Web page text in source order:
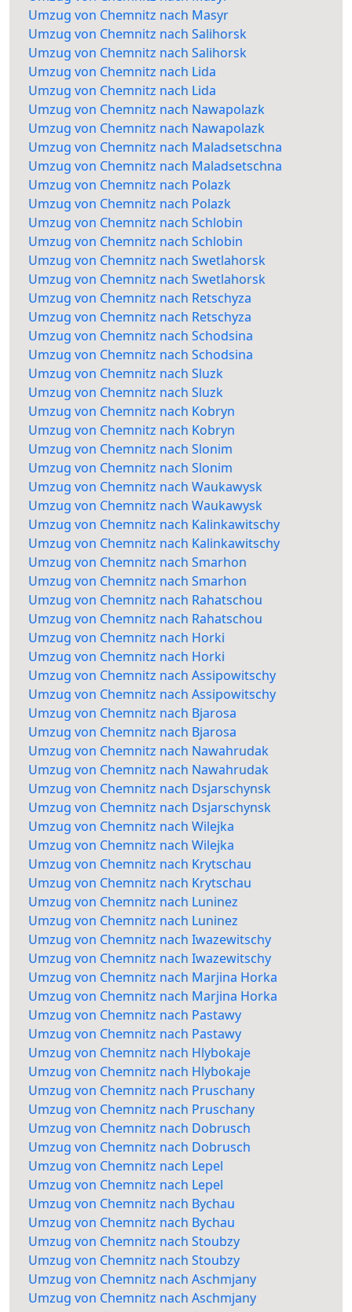
Umzug von Chemnitz nach Masyr
Umzug von Chemnitz nach Salihorsk
Umzug von Chemnitz nach Salihorsk
Umzug von Chemnitz nach Lida
Umzug von Chemnitz nach Lida
Umzug von Chemnitz nach Nawapolazk
Umzug von Chemnitz nach Nawapolazk
Umzug von Chemnitz nach Maladsetschna
Umzug von Chemnitz nach Maladsetschna
Umzug von Chemnitz nach Polazk
Umzug von Chemnitz nach Polazk
Umzug von Chemnitz nach Schlobin
Umzug von Chemnitz nach Schlobin
Umzug von Chemnitz nach Swetlahorsk
Umzug von Chemnitz nach Swetlahorsk
Umzug von Chemnitz nach Retschyza
Umzug von Chemnitz nach Retschyza
Umzug von Chemnitz nach Schodsina
Umzug von Chemnitz nach Schodsina
Umzug von Chemnitz nach Sluzk
Umzug von Chemnitz nach Sluzk
Umzug von Chemnitz nach Kobryn
Umzug von Chemnitz nach Kobryn
Umzug von Chemnitz nach Slonim
Umzug von Chemnitz nach Slonim
Umzug von Chemnitz nach Waukawysk
Umzug von Chemnitz nach Waukawysk
Umzug von Chemnitz nach Kalinkawitschy
Umzug von Chemnitz nach Kalinkawitschy
Umzug von Chemnitz nach Smarhon
Umzug von Chemnitz nach Smarhon
Umzug von Chemnitz nach Rahatschou
Umzug von Chemnitz nach Rahatschou
Umzug von Chemnitz nach Horki
Umzug von Chemnitz nach Horki
Umzug von Chemnitz nach Assipowitschy
Umzug von Chemnitz nach Assipowitschy
Umzug von Chemnitz nach Bjarosa
Umzug von Chemnitz nach Bjarosa
Umzug von Chemnitz nach Nawahrudak
Umzug von Chemnitz nach Nawahrudak
Umzug von Chemnitz nach Dsjarschynsk
Umzug von Chemnitz nach Dsjarschynsk
Umzug von Chemnitz nach Wilejka
Umzug von Chemnitz nach Wilejka
Umzug von Chemnitz nach Krytschau
Umzug von Chemnitz nach Krytschau
Umzug von Chemnitz nach Luninez
Umzug von Chemnitz nach Luninez
Umzug von Chemnitz nach Iwazewitschy
Umzug von Chemnitz nach Iwazewitschy
Umzug von Chemnitz nach Marjina Horka
Umzug von Chemnitz nach Marjina Horka
Umzug von Chemnitz nach Pastawy
Umzug von Chemnitz nach Pastawy
Umzug von Chemnitz nach Hlybokaje
Umzug von Chemnitz nach Hlybokaje
Umzug von Chemnitz nach Pruschany
Umzug von Chemnitz nach Pruschany
Umzug von Chemnitz nach Dobrusch
Umzug von Chemnitz nach Dobrusch
Umzug von Chemnitz nach Lepel
Umzug von Chemnitz nach Lepel
Umzug von Chemnitz nach Bychau
Umzug von Chemnitz nach Bychau
Umzug von Chemnitz nach Stoubzy
Umzug von Chemnitz nach Stoubzy
Umzug von Chemnitz nach Aschmjany
Umzug von Chemnitz nach Aschmjany